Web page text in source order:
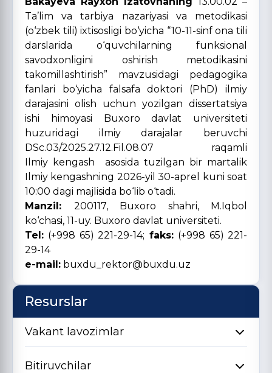
Ta’lim va tarbiya nazariyasi va metodikasi
(o‘zbek tili) ixtisosligi bo‘yicha “10-11-sinf ona tili
darslarida o‘quvchilarning funksional
savodxonligini oshirish metodikasini
takomillashtirish” mavzusidagi pedagogika
fanlari bo‘yicha falsafa doktori (PhD) ilmiy
darajasini olish uchun yozilgan dissertatsiya
ishi himoyasi Buxoro davlat universiteti
huzuridagi ilmiy darajalar beruvchi
DSc.03/2025.27.12.Fil.08.07 raqamli
Ilmiy kengash asosida tuzilgan bir martalik
Ilmiy kengashning 2026-yil 30-aprel kuni soat
10:00 dagi majlisida bo‘lib o‘tadi.
Manzil: 200117, Buxoro shahri, M.Iqbol
ko‘chasi, 11-uy. Buxoro davlat universiteti.
Tel: (+998 65) 221-29-14; faks: (+998 65) 221-
29-14
e-mail: buxdu_rektor@buxdu.uz
Resurslar
Vakant lavozimlar
Bitiruvchilar